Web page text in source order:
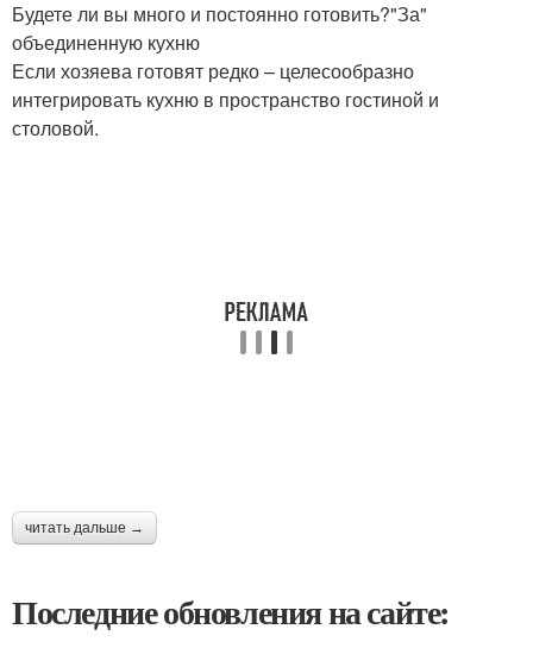
Будете ли вы много и постоянно готовить?"За"
объединенную кухню
Если хозяева готовят редко – целесообразно
интегрировать кухню в пространство гостиной и
столовой.
читать дальше →
Последние обновления на сайте: